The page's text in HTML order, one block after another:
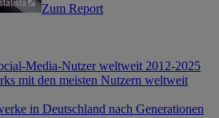
Zum Report
Media-Nutzer weltweit 2012-2025
mit den meisten Nutzern weltweit
in Deutschland nach Generationen